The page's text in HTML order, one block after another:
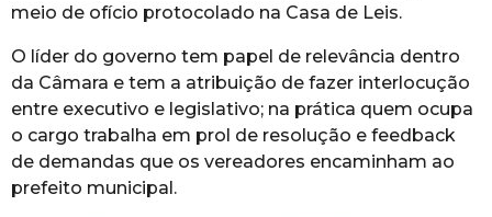
meio de ofício protocolado na Casa de Leis.
O líder do governo tem papel de relevância dentro
da Câmara e tem a atribuição de fazer interlocução
entre executivo e legislativo; na prática quem ocupa
o cargo trabalha em prol de resolução e feedback
de demandas que os vereadores encaminham ao
prefeito municipal.